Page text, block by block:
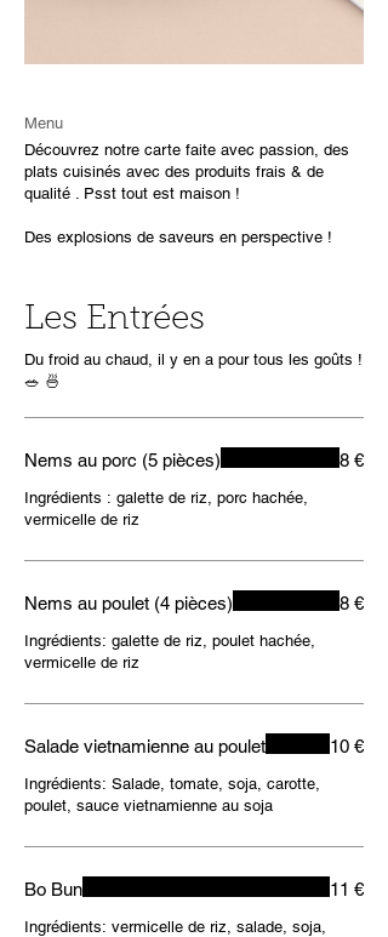
Menu
Découvrez notre carte faite avec passion, des
plats cuisinés avec des produits frais & de
qualité . Psst tout est maison !
Des explosions de saveurs en perspective !
Les Entrées
Du froid au chaud, il y en a pour tous les goûts !
🥗 🍜
Nems au porc (5 pièces)
Ingrédients : galette de riz, porc hachée,
vermicelle de riz
8 €
Nems au poulet (4 pièces)
Ingrédients: galette de riz, poulet hachée,
vermicelle de riz
8 €
Salade vietnamienne au poulet
Ingrédients: Salade, tomate, soja, carotte,
poulet, sauce vietnamienne au soja
10 €
Bo Bun
Ingrédients: vermicelle de riz, salade, soja,
11 €